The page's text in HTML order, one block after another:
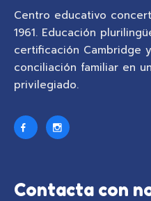
Centro educativo
1961. Educación
certificación Cambridge
conciliación familiar en
privilegiado.
Contacta con